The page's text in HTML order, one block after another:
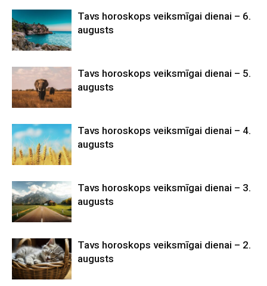
Tavs horoskops veiksmīgai dienai – 6.
augusts
Tavs horoskops veiksmīgai dienai – 5.
augusts
Tavs horoskops veiksmīgai dienai – 4.
augusts
Tavs horoskops veiksmīgai dienai – 3.
augusts
Tavs horoskops veiksmīgai dienai – 2.
augusts